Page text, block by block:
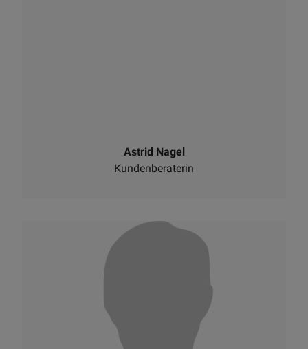
Astrid Nagel
Kundenberaterin